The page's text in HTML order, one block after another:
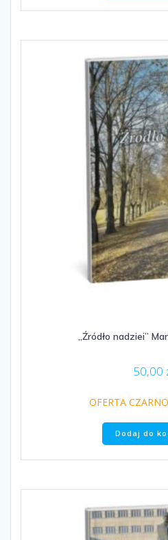
„Źródło nadziei”
50,00
OFERTA
Dodaj do